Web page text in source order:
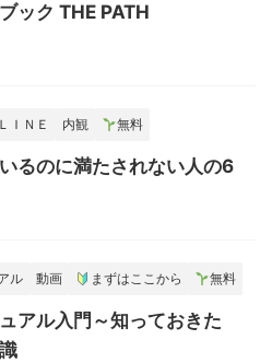
ック THE PATH
ＩＮＥ 内観 無料
るのに満たされない人の6
ル 動画 まずはここから 無料
アル入門～知っておきた